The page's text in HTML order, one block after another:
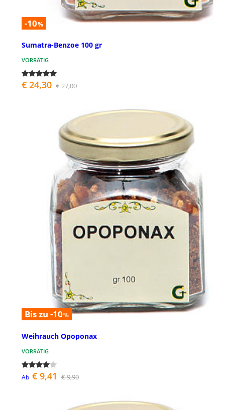
-10%
Sumatra-Benzoe 100 gr
VORRÄTIG
€ 24,30 € 27,00
Bis zu -10%
Weihrauch Opoponax
VORRÄTIG
Ab € 9,41 € 9,90